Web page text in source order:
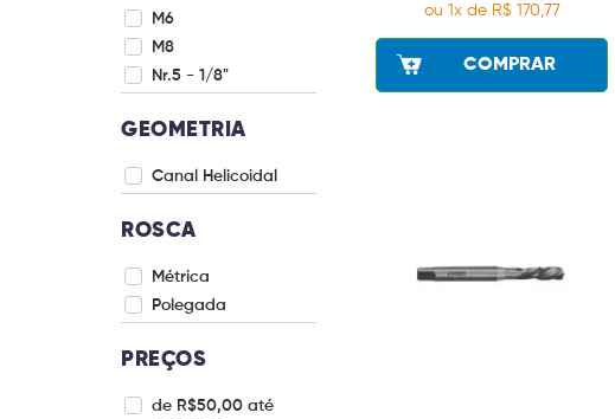
M6
M8
Nr.5 - 1/8"
GEOMETRIA
Canal Helicoidal
ROSCA
Métrica
Polegada
PREÇOS
de R$50,00 até
ou 1x de R$ 170,77
COMPRAR